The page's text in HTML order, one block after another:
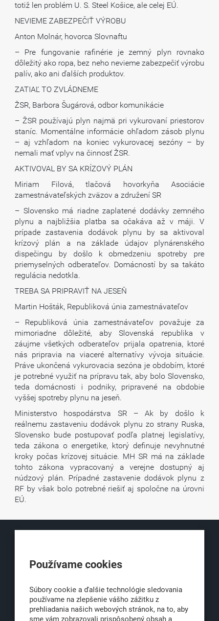
totiž len problém U. S. Steel Košice, ale celej EÚ.
NEVIEME ZABEZPEČIŤ VÝROBU
Anton Molnár, hovorca Slovnaftu
– Pre fungovanie rafinérie je zemný plyn rovnako
dôležitý ako ropa, bez neho nevieme zabezpečiť výrobu
palív, ako ani ďalších produktov.
ZATIAĽ TO ZVLÁDNEME
ŽSR, Barbora Šugárová, odbor komunikácie
– ŽSR používajú plyn najmä pri vykurovaní priestorov
staníc. Momentálne informácie ohľadom zásob plynu
– aj vzhľadom na koniec vykurovacej sezóny – by
nemali mať vplyv na činnosť ŽSR.
AKTIVOVAL BY SA KRÍZOVÝ PLÁN
Miriam Filová, tlačová hovorkyňa Asociácie
zamestnávateľských zväzov a združení SR
– Slovensko má riadne zaplatené dodávky zemného
plynu a najbližšia platba sa očakáva až v máji. V
prípade zastavenia dodávok plynu by sa aktivoval
krízový plán a na základe údajov plynárenského
dispečingu by došlo k obmedzeniu spotreby pre
priemyselných odberateľov. Domácností by sa takáto
regulácia nedotkla.
TREBA SA PRIPRAVIŤ NA JESEŇ
Martin Hošták, Republiková únia zamestnávateľov
– Republiková únia zamestnávateľov považuje za
mimoriadne dôležité, aby Slovenská republika v
záujme všetkých odberateľov prijala opatrenia, ktoré
nás pripravia na viaceré alternatívy vývoja situácie.
Práve ukončená vykurovacia sezóna je obdobím, ktoré
je potrebné využiť na prípravu tak, aby bolo Slovensko,
teda domácnosti i podniky, pripravené na obdobie
vyššej spotreby plynu na jeseň.
Ministerstvo hospodárstva SR – Ak by došlo k
reálnemu zastaveniu dodávok plynu zo strany Ruska,
Slovensko bude postupovať podľa platnej legislatívy,
teda zákona o energetike, ktorý definuje nevyhnutné
kroky počas krízovej situácie. MH SR má na základe
tohto zákona vypracovaný a verejne dostupný aj
núdzový plán. Prípadné zastavenie dodávok plynu z
RF by však bolo potrebné riešiť aj spoločne na úrovni
EÚ.
Obchodná 6
Používame cookies
Súbory cookie a ďalšie technológie sledovania
používame na zlepšenie vášho zážitku z
prehliadania našich webových stránok, na to, aby
sme vám zobrazovali prispôsobený obsah a